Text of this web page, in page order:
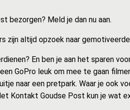
bezorgen? Meld je dan nu aan.
zijn altijd opzoek naar
En ben je aan het sparen
GoPro leuk om mee te gaan
naar een pretpark. Waar je ook
Kontakt Goudse Post kun je wat